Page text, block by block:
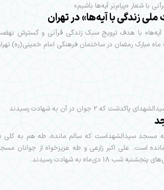
با شعار «پیام‌بَر آیه‌ها باشیم»
زندگی با آیه‌ها» در تهران
آیه‌ها» با هدف ترویج سبک زندگی قرآنی و گسترش
۱۸ بهمن‌ماه تا نیمه ماه مبارک رمضان در ساختمان فرهنگی امام خمینی(ره)
۲ جوان در آن به شهادت رسیدند
مسجد سیدالشهداست که سالم مانده، طه هم به کلی
است. علی اکبر زارعی و طه عزیزخواه از جوانان
دی‌ماه به شهادت رسیدند.